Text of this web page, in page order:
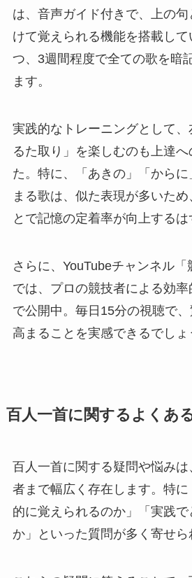
は、音声ガイド付きで、上の
けて覚えられる機能を搭載し
つ、3週間程度で全ての歌を暗
ます。
実践的なトレーニングとして
るた取り」を楽しむのも上達
た。特に、「あきの」「から
まる歌は、似た表現が多いため
とで記憶の定着率が向上するは
さらに、YouTubeチャンネル「
では、プロの競技者による効
で公開中。毎日15分の視聴で
高まることを実感できるでしょ
百人一首に関するよくあ
百人一首に関する疑問や悩み
者まで幅広く存在します。特
的に覚えられるのか」「実践
か」といった質問が多く寄せら